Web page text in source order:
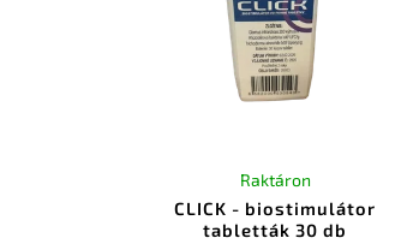
CLICK - biostimulátor
tabletták 30 db
Raktáron